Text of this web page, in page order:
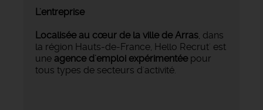
L'entreprise
Localisée au cœur de la ville de Arras , dans
la région Hauts-de-France, Hello Recrut' est
une agence d'emploi expérimentéepour
tous types de secteurs d'activité.